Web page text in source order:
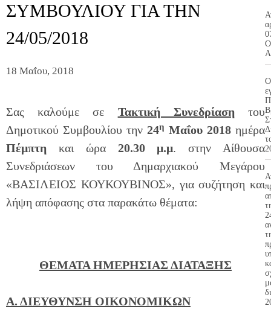
ΣΥΜΒΟΥΛΙΟΥ ΓΙΑ ΤΗΝ
24/05/2018
18 Μαΐου, 2018
Σας καλούμε σε Τακτική Συνεδρίασητου
Δημοτικού Συμβουλίου την 24η Μαΐου 2018 ημέρα
Πέμπτη και ώρα 20.30 μ.μ. στην Αίθουσα
Συνεδριάσεων του Δημαρχιακού Μεγάρου
«ΒΑΣΙΛΕΙΟΣ ΚΟΥΚΟΥΒΙΝΟΣ», για συζήτηση και
λήψη απόφασης στα παρακάτω θέματα:
ΘΕΜΑΤΑ ΗΜΕΡΗΣΙΑΣ ΔΙΑΤΑΞΗΣ
Α. ΔΙΕΥΘΥΝΣΗ ΟΙΚΟΝΟΜΙΚΩΝ